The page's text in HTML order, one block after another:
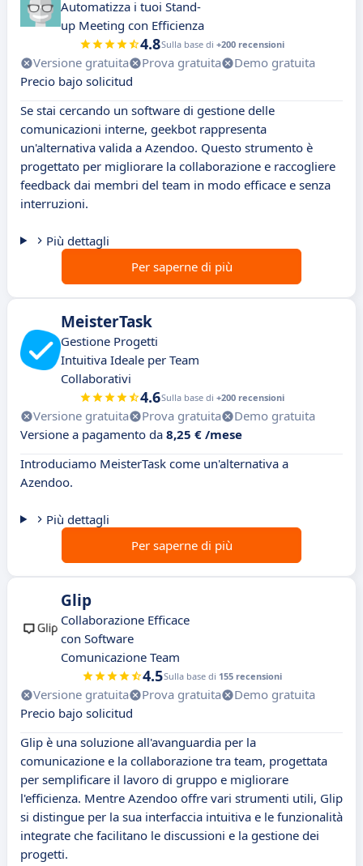
Automatizza i tuoi Stand-
up Meeting con Efficienza
4.8Sulla base di +200 recensioni
Versione gratuita Prova gratuita
Demo gratuita
Precio bajo solicitud
Se stai cercando un software di gestione delle
comunicazioni interne, geekbot rappresenta
un'alternativa valida a Azendoo. Questo strumento è
progettato per migliorare la collaborazione e raccogliere
feedback dai membri del team in modo efficace e senza
interruzioni.
Più dettagli
Per saperne di più
MeisterTask
Gestione Progetti
Intuitiva Ideale per Team
Collaborativi
4.6Sulla base di +200 recensioni
Versione gratuita Prova gratuita
Demo gratuita
Versione a pagamento da 8,25 € /mese
Introduciamo MeisterTask come un'alternativa a
Azendoo.
Più dettagli
Per saperne di più
Glip
Collaborazione Efficace
con Software
Comunicazione Team
4.5Sulla base di 155 recensioni
Versione gratuita Prova gratuita
Demo gratuita
Precio bajo solicitud
Glip è una soluzione all'avanguardia per la
comunicazione e la collaborazione tra team, progettata
per semplificare il lavoro di gruppo e migliorare
l'efficienza. Mentre Azendoo offre vari strumenti utili, Glip
si distingue per la sua interfaccia intuitiva e le funzionalità
integrate che facilitano le discussioni e la gestione dei
progetti.